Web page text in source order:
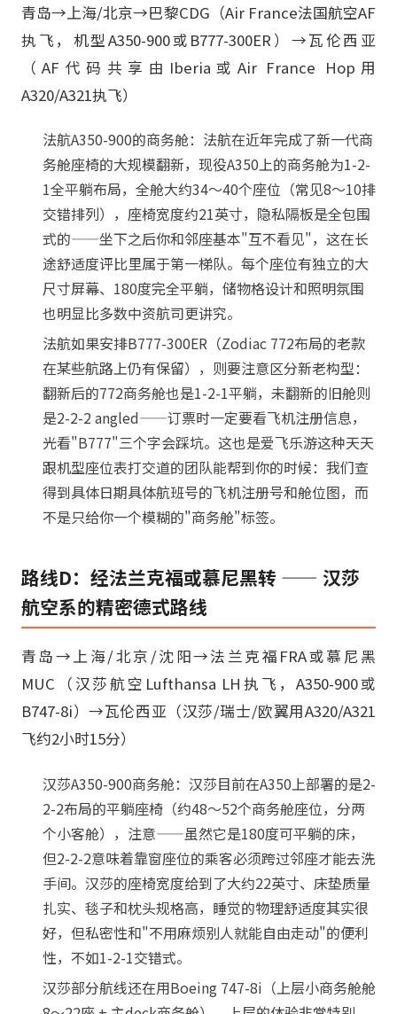
青岛→上海/北京→巴黎CDG（Air France法国航空AF
执飞，机型A350-900或B777-300ER）→瓦伦西亚
（AF代码共享由Iberia或Air France Hop用
A320/A321执飞）
法航A350-900的商务舱：法航在近年完成了新一代商
务舱座椅的大规模翻新，现役A350上的商务舱为1-2-
1全平躺布局，全舱大约34～40个座位（常见8～10排
交错排列），座椅宽度约21英寸，隐私隔板是全包围
式的——坐下之后你和邻座基本"互不看见"，这在长
途舒适度评比里属于第一梯队。每个座位有独立的大
尺寸屏幕、180度完全平躺，储物格设计和照明氛围
也明显比多数中资航司更讲究。
法航如果安排B777-300ER（Zodiac 772布局的老款
在某些航路上仍有保留），则要注意区分新老构型：
翻新后的772商务舱也是1-2-1平躺，未翻新的旧舱则
是2-2-2 angled——订票时一定要看飞机注册信息，
光看"B777"三个字会踩坑。这也是爱飞乐游这种天天
跟机型座位表打交道的团队能帮到你的时候：我们查
得到具体日期具体航班号的飞机注册号和舱位图，而
不是只给你一个模糊的"商务舱"标签。
路线D：经法兰克福或慕尼黑转 —— 汉莎
航空系的精密德式路线
青岛→上海/北京/沈阳→法兰克福FRA或慕尼黑
MUC（汉莎航空Lufthansa LH执飞，A350-900或
B747-8i）→瓦伦西亚（汉莎/瑞士/欧翼用A320/A321
飞约2小时15分）
汉莎A350-900商务舱：汉莎目前在A350上部署的是2-
2-2布局的平躺座椅（约48～52个商务舱座位，分两
个小客舱），注意——虽然它是180度可平躺的床，
但2-2-2意味着靠窗座位的乘客必须跨过邻座才能去洗
手间。汉莎的座椅宽度给到了大约22英寸、床垫质量
扎实、毯子和枕头规格高，睡觉的物理舒适度其实很
好，但私密性和"不用麻烦别人就能自由走动"的便利
性，不如1-2-1交错式。
汉莎部分航线还在用Boeing 747-8i（上层小商务舱舱